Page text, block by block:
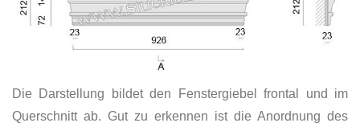
Die Darstellung bildet den Fenstergiebel frontal und im
Querschnitt ab. Gut zu erkennen ist die Anordnung des